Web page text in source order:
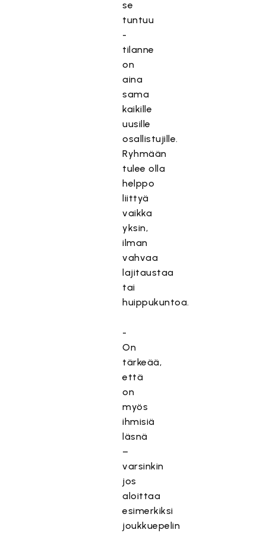
se
tuntuu
-
tilanne
on
aina
sama
kaikille
uusille
osallistujille.
Ryhmään
tulee olla
helppo
liittyä
vaikka
yksin,
ilman
vahvaa
lajitaustaa
tai
huippukuntoa.
-
On
tärkeää,
että
on
myös
ihmisiä
läsnä
–
varsinkin
jos
aloittaa
esimerkiksi
joukkuepelin